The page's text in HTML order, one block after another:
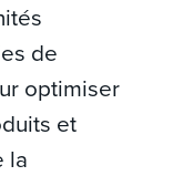
de
optimiser
et
la